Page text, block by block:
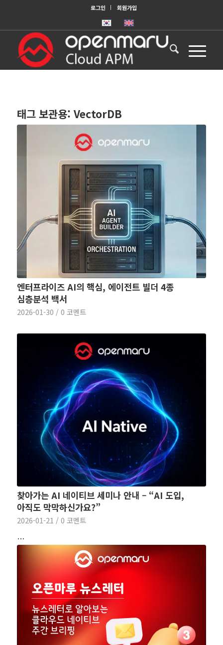
로그인 회원가입
태그 보관용: VectorDB
엔터프라이즈 AI의 핵심, 에이전트 빌더 4종
심층분석 백서
2026-01-30 / 0 코멘트
찾아가는 AI 네이티브 세미나 안내 – “AI 도입,
아직도 막막하신가요?”
2026-01-21 / 0 코멘트
…